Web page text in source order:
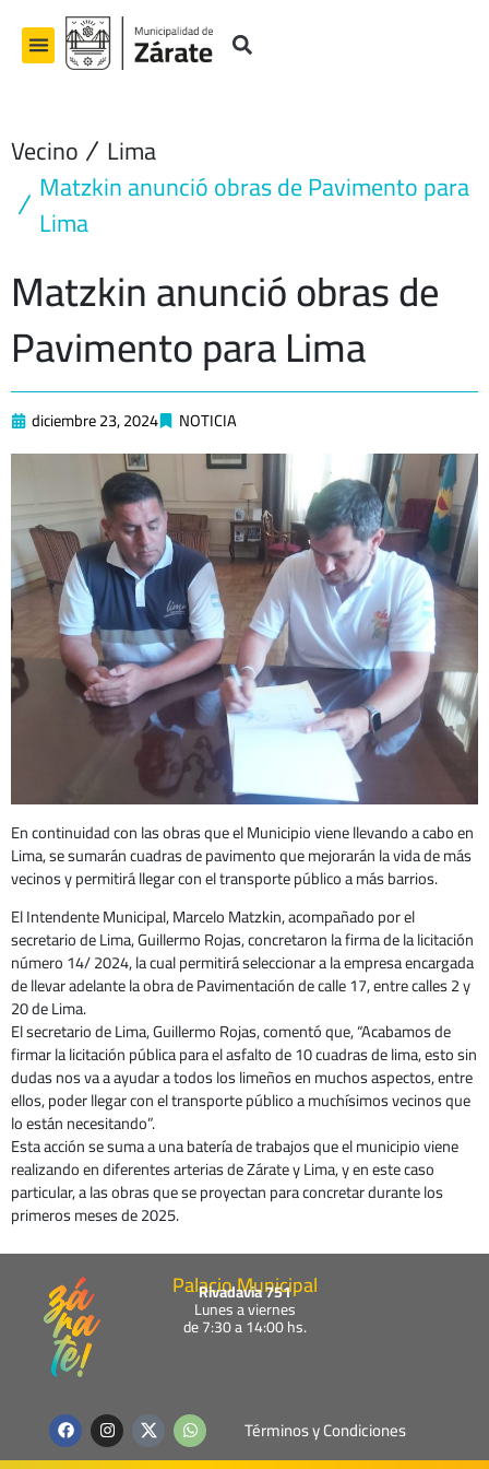
contenido
Vecino Lima
Matzkin anunció obras de Pavimento para
Lima
Matzkin anunció obras de
Pavimento para Lima
diciembre 23, 2024 NOTICIA
En continuidad con las obras que el Municipio viene llevando a cabo en
Lima, se sumarán cuadras de pavimento que mejorarán la vida de más
vecinos y permitirá llegar con el transporte público a más barrios.
El Intendente Municipal, Marcelo Matzkin, acompañado por el
secretario de Lima, Guillermo Rojas, concretaron la firma de la licitación
número 14/ 2024, la cual permitirá seleccionar a la empresa encargada
de llevar adelante la obra de Pavimentación de calle 17, entre calles 2 y
20 de Lima.
El secretario de Lima, Guillermo Rojas, comentó que, “Acabamos de
firmar la licitación pública para el asfalto de 10 cuadras de lima, esto sin
dudas nos va a ayudar a todos los limeños en muchos aspectos, entre
ellos, poder llegar con el transporte público a muchísimos vecinos que
lo están necesitando”.
Esta acción se suma a una batería de trabajos que el municipio viene
realizando en diferentes arterias de Zárate y Lima, y en este caso
particular, a las obras que se proyectan para concretar durante los
primeros meses de 2025.
Palacio Municipal
Rivadavia 751
Lunes a viernes
de 7:30 a 14:00 hs.
F
a
c
I
n
s
W
h
a
Términos y Condiciones